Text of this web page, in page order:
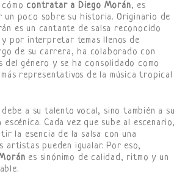
contratar a Diego Morán, es
un poco sobre su historia. Originario de
es un cantante de salsa reconocido
por interpretar temas llenos de
de su carrera, ha colaborado con
del género y se ha consolidado como
representativos de la música tropical
a su talento vocal, sino también a su
Cada vez que sube al escenario,
la esencia de la salsa con una
artistas pueden igualar. Por eso,
es sinónimo de calidad, ritmo y un